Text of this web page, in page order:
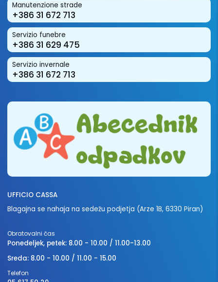
Manutenzione strade
+386 31 672 713
Servizio funebre
+386 31 629 475
Servizio invernale
+386 31 672 713
UFFICIO CASSA
Blagajna se nahaja na sedežu podjetja (Arze 1B, 6330 Piran)
Obratovalni čas
Ponedeljek, petek: 8.00 - 10.00 / 11.00-13.00
Sreda: 8.00 - 10.00 / 11.00 - 15.00
Telefon